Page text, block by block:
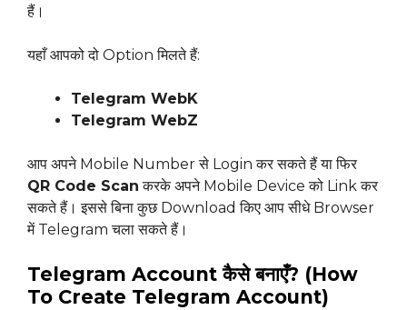
हैं।
यहाँ आपको दो Option मिलते हैं:
Telegram WebK
Telegram WebZ
आप अपने Mobile Number से Login कर सकते हैं या फिर
QR Code Scan करके अपने Mobile Device को Link कर
सकते हैं। इससे बिना कुछ Download किए आप सीधे Browser
में Telegram चला सकते हैं।
Telegram Account कैसे बनाएँ? (How
To Create Telegram Account)